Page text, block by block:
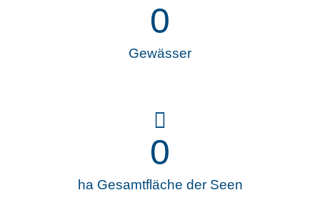
0
Gewässer
0
ha Gesamtfläche der Seen